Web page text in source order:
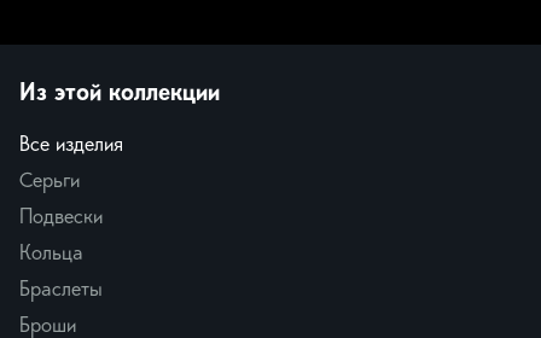
Из этой коллекции
Все изделия
Серьги
Подвески
Кольца
Браслеты
Броши